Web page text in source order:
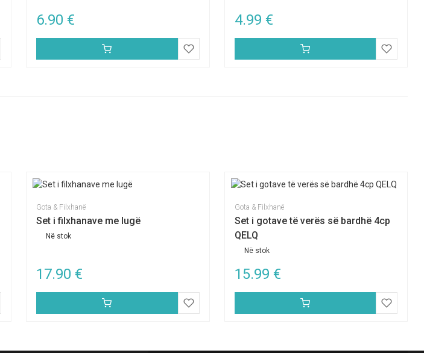
6.90 € 4.99 €
Gota & Filxhanë
Set i filxhanave me lugë
Në stok
17.90 €
Gota & Filxhanë
Set i gotave të verës së bardhë 4cp
QELQ
Në stok
15.99 €